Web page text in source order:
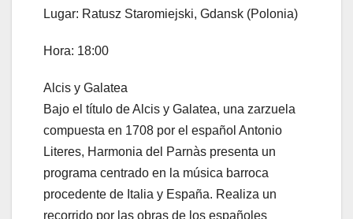
Lugar: Ratusz Staromiejski, Gdansk (Polonia)
Hora: 18:00
Alcis y Galatea
Bajo el título de Alcis y Galatea, una zarzuela
compuesta en 1708 por el español Antonio
Literes, Harmonia del Parnàs presenta un
programa centrado en la música barroca
procedente de Italia y España. Realiza un
recorrido por las obras de los españoles